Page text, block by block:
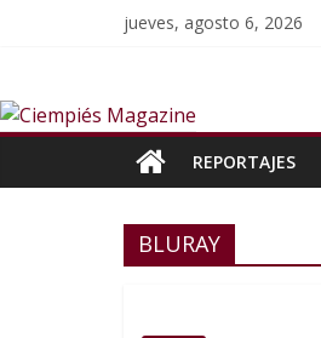
jueves, agosto 6, 2026
REPORTAJES
BLURAY